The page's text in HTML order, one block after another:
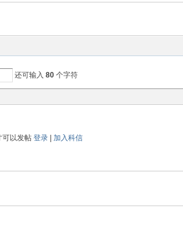
还可输入 80 个字符
可以发帖 登录| 加入科信